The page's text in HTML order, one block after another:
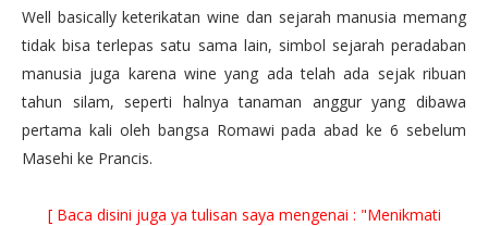
Well basically keterikatan wine dan sejarah manusia memang
tidak bisa terlepas satu sama lain, simbol sejarah peradaban
manusia juga karena wine yang ada telah ada sejak ribuan
tahun silam, seperti halnya tanaman anggur yang dibawa
pertama kali oleh bangsa Romawi pada abad ke 6 sebelum
Masehi ke Prancis.
[ Baca disini juga ya tulisan saya mengenai : "Menikmati